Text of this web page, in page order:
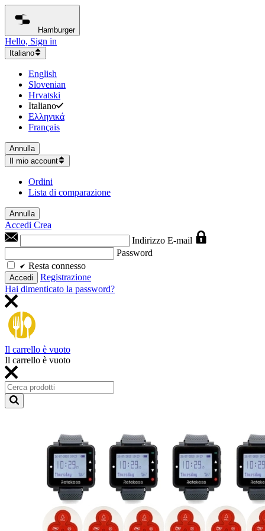
Hamburger
Hello, Sign in
Italiano
English
Slovenian
Hrvatski
Italiano
Ελληνικά
Français
Annulla
Il mio account
Ordini
Lista di comparazione
Annulla
Accedi Crea
Indirizzo E-mail
Password
Resta connesso
Accedi
Registrazione
Hai dimenticato la password?
Il carrello è vuoto
Il carrello è vuoto